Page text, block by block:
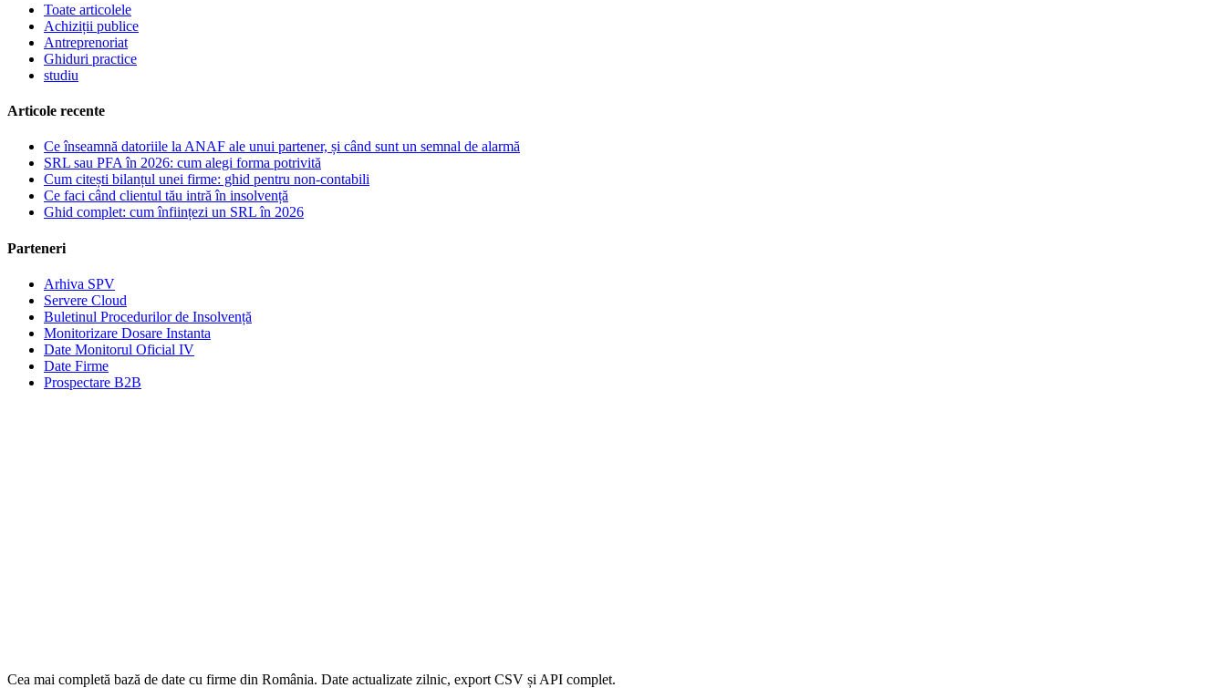
Toate articolele
Achiziții publice
Antreprenoriat
Ghiduri practice
studiu
Articole recente
Ce înseamnă datoriile la ANAF ale unui partener, și când sunt un semnal de alarmă
SRL sau PFA în 2026: cum alegi forma potrivită
Cum citești bilanțul unei firme: ghid pentru non-contabili
Ce faci când clientul tău intră în insolvență
Ghid complet: cum înființezi un SRL în 2026
Parteneri
Arhiva SPV
Servere Cloud
Buletinul Procedurilor de Insolvență
Monitorizare Dosare Instanta
Date Monitorul Oficial IV
Date Firme
Prospectare B2B
Cea mai completă bază de date cu firme din România. Date actualizate zilnic, export CSV și API complet.